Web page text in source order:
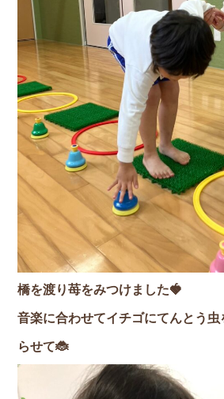
橋を渡り苺をみつけました🍓
音楽に合わせてイチゴにてんとう虫
らせて🐞